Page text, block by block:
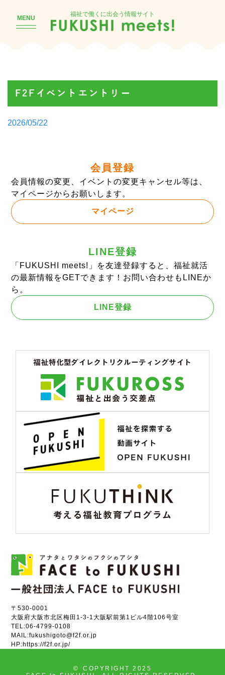
MENU
福祉で働くに出会う情報サイト
F2Fイベントエントリー
Posted
2026/05/22
会員登録
会員情報の変更、イベントの変更キャンセル等は、
マイページからお願いします。
マイページ
LINE登録
「FUKUSHI meets!」を友達登録すると、福祉就活
の最新情報をGETできます！お問い合わせもLINEか
ら。
LINE登録
〒530-0001
大阪府大阪市北区梅田1-3-1大阪駅前第1ビル4階106号室
TEL:06-4799-0108
MAIL:fukushigoto@f2f.or.jp
HP:https://f2f.or.jp/
©
COPYRIGHT 2025